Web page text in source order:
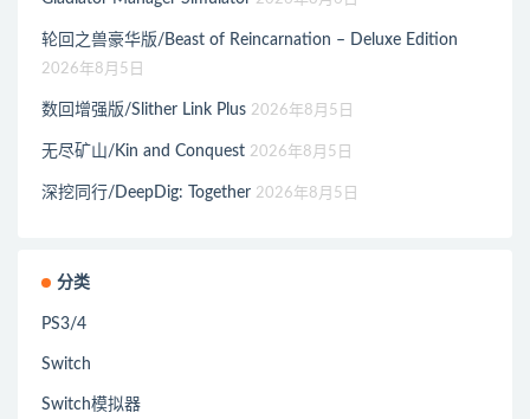
轮回之兽豪华版/Beast of Reincarnation – Deluxe Edition
2026年8月5日
数回增强版/Slither Link Plus 2026年8月5日
无尽矿山/Kin and Conquest 2026年8月5日
深挖同行/DeepDig: Together 2026年8月5日
分类
PS3/4
Switch
Switch模拟器